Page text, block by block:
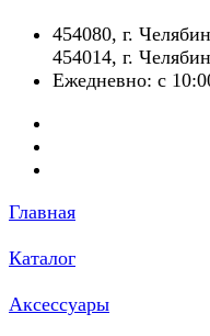
​454080, г.
454014, г.
Ежедневно: с
Главная
Каталог
Аксессуары